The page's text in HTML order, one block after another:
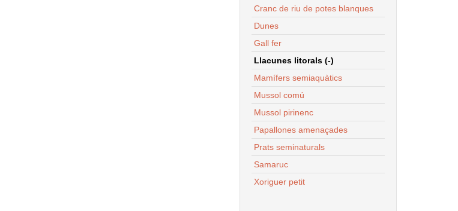
Cranc de riu de potes blanques
Dunes
Gall fer
Llacunes litorals (-)
Mamífers semiaquàtics
Mussol comú
Mussol pirinenc
Papallones amenaçades
Prats seminaturals
Samaruc
Xoriguer petit